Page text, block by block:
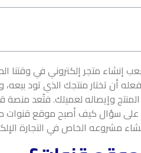
إنشاء متجر إلكتروني في وقتنا
أن تختار منتجك الذي تود
وإيصاله لعميلك. فتُعد
سؤال كيف أصبح موقع قنوات من
مشروعه الخاص في التجارة